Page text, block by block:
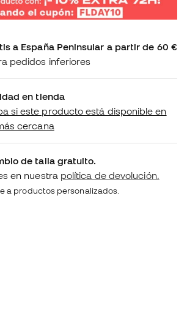
a España Peninsular a partir de 60 €
pedidos inferiores
en tienda
si este producto está disponible en
cercana
de talla gratuito.
en nuestra política de devolución.
a productos personalizados.